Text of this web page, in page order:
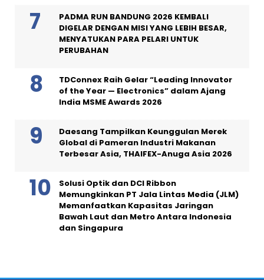
PADMA RUN BANDUNG 2026 KEMBALI
DIGELAR DENGAN MISI YANG LEBIH BESAR,
MENYATUKAN PARA PELARI UNTUK
PERUBAHAN
TDConnex Raih Gelar “Leading Innovator
of the Year — Electronics” dalam Ajang
India MSME Awards 2026
Daesang Tampilkan Keunggulan Merek
Global di Pameran Industri Makanan
Terbesar Asia, THAIFEX-Anuga Asia 2026
Solusi Optik dan DCI Ribbon
Memungkinkan PT Jala Lintas Media (JLM)
Memanfaatkan Kapasitas Jaringan
Bawah Laut dan Metro Antara Indonesia
dan Singapura